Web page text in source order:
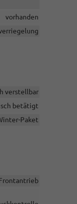
vorhanden
verstellbar
betätigt
Paket